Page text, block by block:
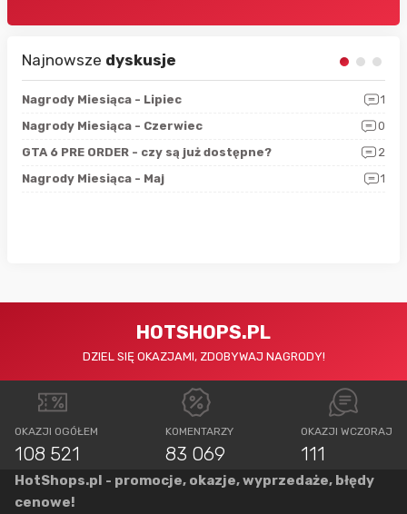
Najnowsze dyskusje
Nagrody Miesiąca - Lipiec
1
Nagrody Miesiąca - Czerwiec
0
GTA 6 PRE ORDER - czy są już dostępne?
2
Nagrody Miesiąca - Maj
1
HOTSHOPS.PL
DZIEL SIĘ OKAZJAMI, ZDOBYWAJ NAGRODY!
OKAZJI OGÓŁEM
108 521
KOMENTARZY
83 069
OKAZJI WCZORAJ
111
HotShops.pl - promocje, okazje, wyprzedaże, błędy
cenowe!